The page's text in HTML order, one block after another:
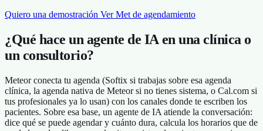
Quiero una demostración Ver Met de agendamiento
¿Qué hace un agente de IA en una clínica o
un consultorio?
Meteor conecta tu agenda (Softix si trabajas sobre esa agenda
clínica, la agenda nativa de Meteor si no tienes sistema, o Cal.com si
tus profesionales ya lo usan) con los canales donde te escriben los
pacientes. Sobre esa base, un agente de IA atiende la conversación:
dice qué se puede agendar y cuánto dura, calcula los horarios que de